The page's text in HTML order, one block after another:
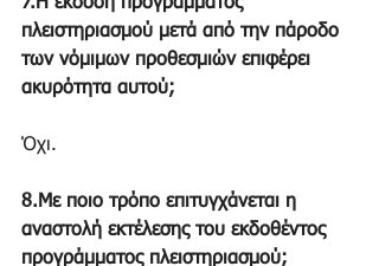
πλειστηριασμού μετά από την πάροδο
των νόμιμων προθεσμιών επιφέρει
ακυρότητα αυτού;
Όχι.
8.Με ποιο τρόπο επιτυγχάνεται η
αναστολή εκτέλεσης του εκδοθέντος
προγράμματος πλειστηριασμού;